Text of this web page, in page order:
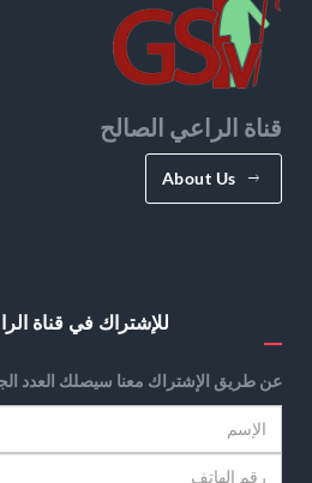
قناة الراعي الصالح
About Us
للإشتراك في قناة
عن طريق الإشتراك معنا سيصلك العدد